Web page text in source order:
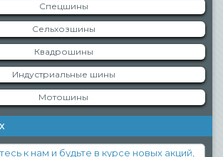
Спецшины
Сельхозшины
Квадрошины
Индустриальные шины
Мотошины
к нам и будьте в курсе новых акций,